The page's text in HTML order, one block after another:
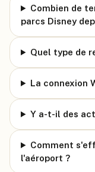
Combien de
parcs Disney
Quel type de
La connexion
Y a-t-il des
Comment
l'aéroport ?